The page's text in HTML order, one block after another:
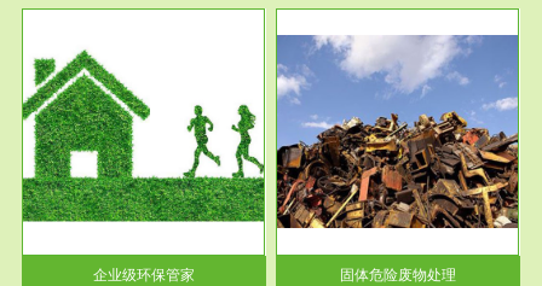
企业级环保管家
服务范围
固体危险废物处理
固体废物解释：固体废物是指人
们在生产建设、日常生活和其他
活动中...
固体危险废物处理